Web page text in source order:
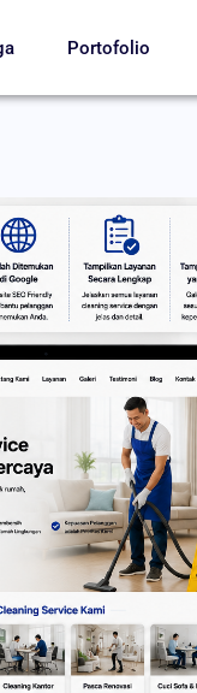
Portofolio